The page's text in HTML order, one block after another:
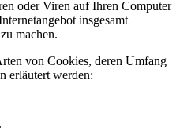
oder Viren auf Ihren Computer
insgesamt
machen.
von Cookies, deren Umfang
erläutert werden: